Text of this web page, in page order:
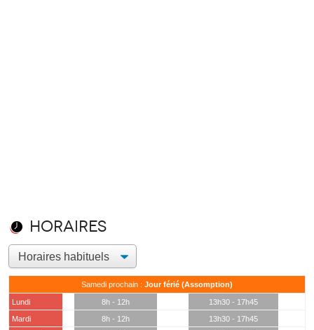
Horaires
Samedi prochain : Jour férié (Assomption)
Lundi 8h - 12h
13h30 - 17h45
Mardi
8h - 12h
13h30 - 17h45